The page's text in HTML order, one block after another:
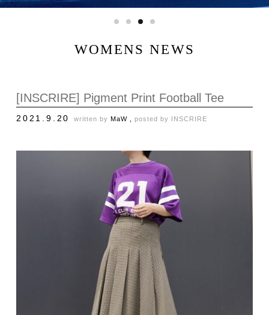
WOMENS NEWS
[INSCRIRE] Pigment Print Football Tee
2021.9.20 written by MaW , posted by INSCRIRE